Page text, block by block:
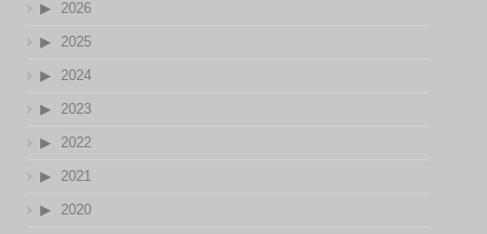
2026
2025
2024
2023
2022
2021
2020